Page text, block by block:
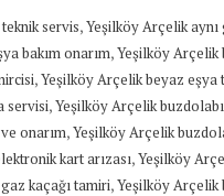
servis,Yeşilköy Arçelik
bakım onarım,Yeşilköy Arçelik
,Yeşilköy Arçelik beyaz eşya
servisi,Yeşilköy Arçelik
onarım,Yeşilköy Arçelik
kart arızası,Yeşilköy
kaçağı tamiri,Yeşilköy Arçelik